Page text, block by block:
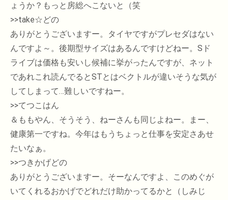
ょうか？もっと房総へこないと（笑
>>take☆どの
ありがとうございますー。タイヤですがプレセダはない
んですよ～。後期型サイズはあるんですけどねー。Sド
ライブは価格も安いし候補に挙がったんですが、ネット
であれこれ読んでるとSTとはベクトルが違いそうな気が
してしまって…難しいですねー。
>>てつこはん
＆ももやん、そうそう、ねーさんも同じよねー。まー、
健康第一ですね。今年はもうちょっと仕事を安定さあせ
たいなぁ。
>>つきかげどの
ありがとうございますー。そーなんですよ、このめぐが
いてくれるおかげでどれだけ助かってるかと（しみじ